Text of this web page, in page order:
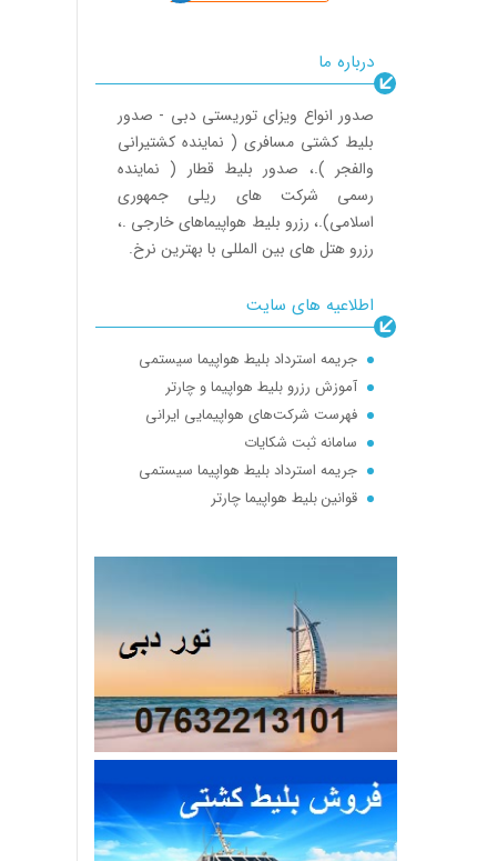
درباره ما
صدور انواع ویزای توریستی دبی - صدور
بلیط کشتی مسافری ( نماینده کشتیرانی
والفجر ).، صدور بلیط قطار ( نماینده
رسمی شرکت های ریلی جمهوری
اسلامی).، رزرو بلیط هواپیماهای خارجی .،
رزرو هتل های بین المللی با بهترین نرخ.
اطلاعیه های سایت
جریمه استرداد بلیط هواپیما سیستمی
آموزش رزرو بلیط هواپیما و چارتر
فهرست شرکت‌های هواپیمایی ایرانی
سامانه ثبت شکایات
جریمه استرداد بلیط هواپیما سیستمی
قوانین بلیط هواپیما چارتر